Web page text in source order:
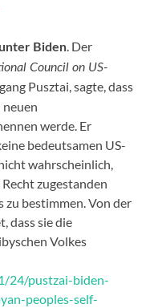
Biden . Der
Council on US-
Pusztai, sagte, dass
werde. Er
bedeutsamen US-
wahrscheinlich,
zugestanden
zu bestimmen. Von der
dass sie die
Volkes
24/pustzai-biden-
peoples-self-